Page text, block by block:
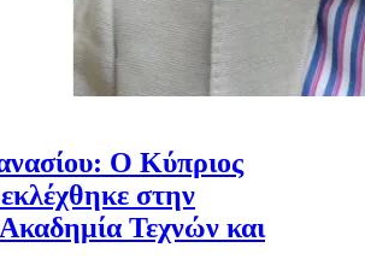
Ο Κύπριος
στην
Τεχνών και